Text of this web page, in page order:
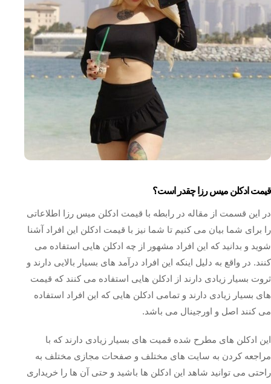
قیمت ادکلن میس رزا چقدر است؟
در این قسمت از مقاله در رابطه با قیمت ادکلن میس رزا اطلاعاتی
را برای شما بیان می کنیم تا شما نیز با قیمت ادکلن این افراد آشنا
شوید و بدانید که این افراد مشهور از چه ادکلن هایی استفاده می‌
کنند. در واقع به دلیل اینکه این افراد درآمد های بسیار بالایی دارند و
ثروت بسیار زیادی دارند از ادکلن هایی استفاده می ‌کنند که قیمت‌
های بسیار زیادی دارند و تمامی ادکلن هایی که این افراد استفاده
می کنند اصل و اورجینال می باشد.
این ادکلن های مطرح شده قمیت های بسیار زیادی دارند که با
مراجعه کردن به سایت های مختلف و صفحات مجازی مختلف به
راحتی می توانید شاهد این ادکلن ها باشید و حتی آن ها را خریداری